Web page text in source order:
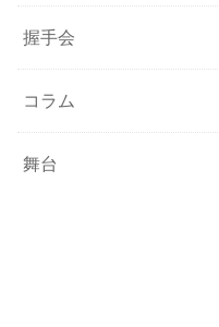
握手会
コラム
舞台